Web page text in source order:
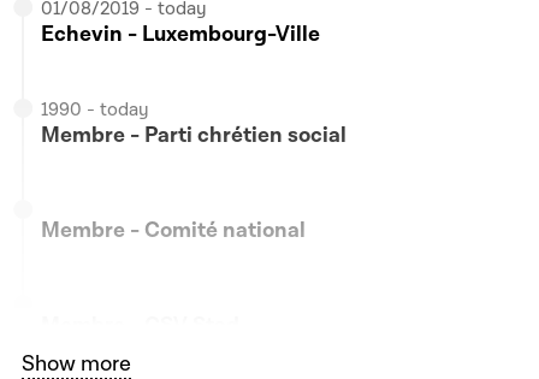
Membre - Groupe interparlementaire du
01/08/2019 - today
Echevin - Luxembourg-Ville
1990 - today
Membre - Parti chrétien social
Membre - Comité national
Bouton graphique servant à afficher ou cacher tous
Show more